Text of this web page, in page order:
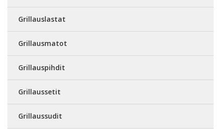
Grillauslastat
Grillausmatot
Grillauspihdit
Grillaussetit
Grillaussudit